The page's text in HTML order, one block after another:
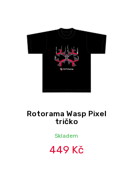
Rotorama Wasp Pixel
tričko
Skladem
449 Kč